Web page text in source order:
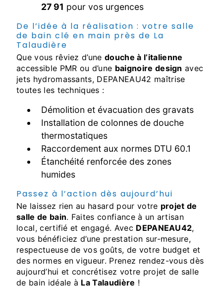
27 91 pour vos urgences
De l’idée à la réalisation : votre salle
de bain clé en main près de La
Talaudière
Que vous rêviez d’unedouche à l’italienne
accessible PMR ou d’une baignoire design avec
jets hydromassants, DEPANEAU42 maîtrise
toutes les techniques :
Démolition et évacuation des gravats
Installation de colonnes de douche
thermostatiques
Raccordement aux normes DTU 60.1
Étanchéité renforcée des zones
humides
Passez à l’action dès aujourd’hui
Ne laissez rien au hasard pour votre projet de
salle de bain. Faites confiance à un artisan
local, certifié et engagé. Avec DEPANEAU42,
vous bénéficiez d’une prestation sur-mesure,
respectueuse de vos goûts, de votre budget et
des normes en vigueur. Prenez rendez-vous dès
aujourd’hui et concrétisez votre projet de salle
de bain idéale à La Talaudière !